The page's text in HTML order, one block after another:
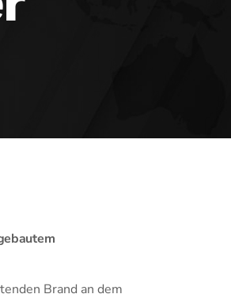
Brand an dem